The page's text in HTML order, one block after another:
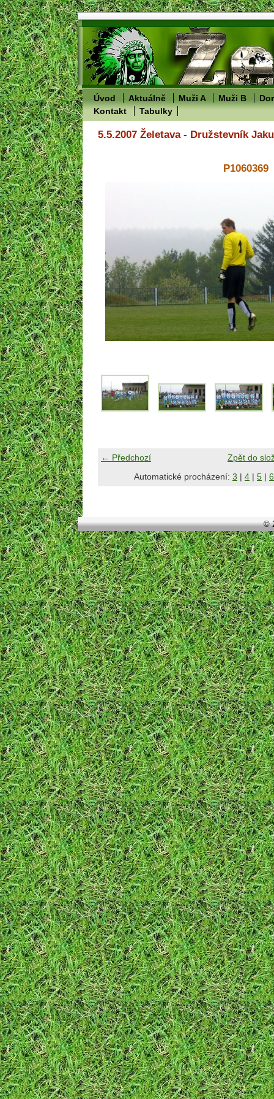
Úvod Aktuálně Muži A Muži B
Kontakt
Tabulky
5.5.2007 Želetava - Družstevník
P1060369
← Předchozí
Zpět do
Automatické procházení: 3 | 4 | 5 | 6
©